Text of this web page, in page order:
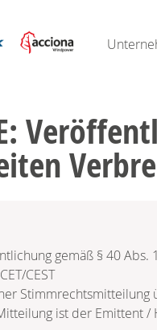
gemäß § 40
CEST
Stimmrechtsmitteilung
ist der Emittent /